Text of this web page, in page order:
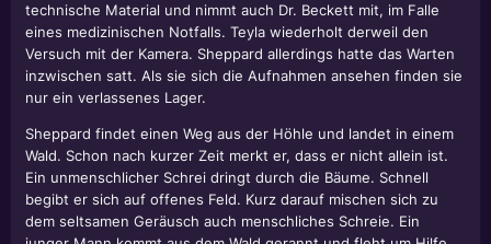
technische Material und nimmt auch Dr. Beckett mit, im Falle
eines medizinischen Notfalls. Teyla wiederholt derweil den
Versuch mit der Kamera. Sheppard allerdings hatte das Warten
inzwischen satt. Als sie sich die Aufnahmen ansehen finden sie
nur ein verlassenes Lager.
Sheppard findet einen Weg aus der Höhle und landet in einem
Wald. Schon nach kurzer Zeit merkt er, dass er nicht allein ist.
Ein unmenschlicher Schrei dringt durch die Bäume. Schnell
begibt er sich auf offenes Feld. Kurz darauf mischen sich zu
dem seltsamen Geräusch auch menschliches Schreie. Ein